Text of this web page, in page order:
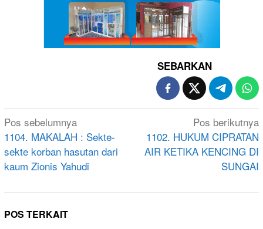
SEBARKAN
Navigasi
pos
Pos sebelumnya
1104. MAKALAH : Sekte-
sekte korban hasutan dari
kaum Zionis Yahudi
Pos berikutnya
1102. HUKUM CIPRATAN
AIR KETIKA KENCING DI
SUNGAI
POS TERKAIT